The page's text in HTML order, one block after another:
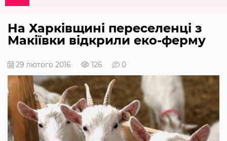
На Харківщині переселенці з
Макіївки відкрили еко-ферму
29 лютого 2016 126 0